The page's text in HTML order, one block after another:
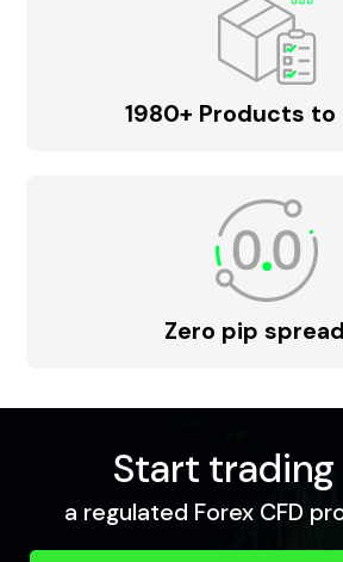
1980+ Products to
Zero pip
Start
a regulated Forex CFD